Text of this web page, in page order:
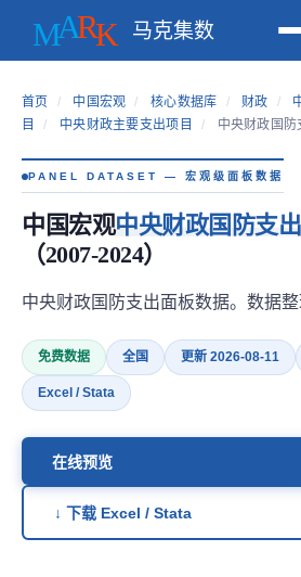
马克集数
首页 / 中国宏观 / 核心数据库 / 财政 /
目
/ 中央财政主要支出项目 / 中央财政国防
PANEL DATASET — 宏观级面板数据
中国宏观中央财政国防支出
（2007-2024）
中央财政国防支出面板数据。数据整
免费数据 全国 更新 2026-08-11
Excel / Stata
在线预览
↓ 下载 Excel / Stata